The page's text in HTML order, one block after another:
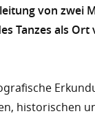
von zwei
Tanzes als
historischen